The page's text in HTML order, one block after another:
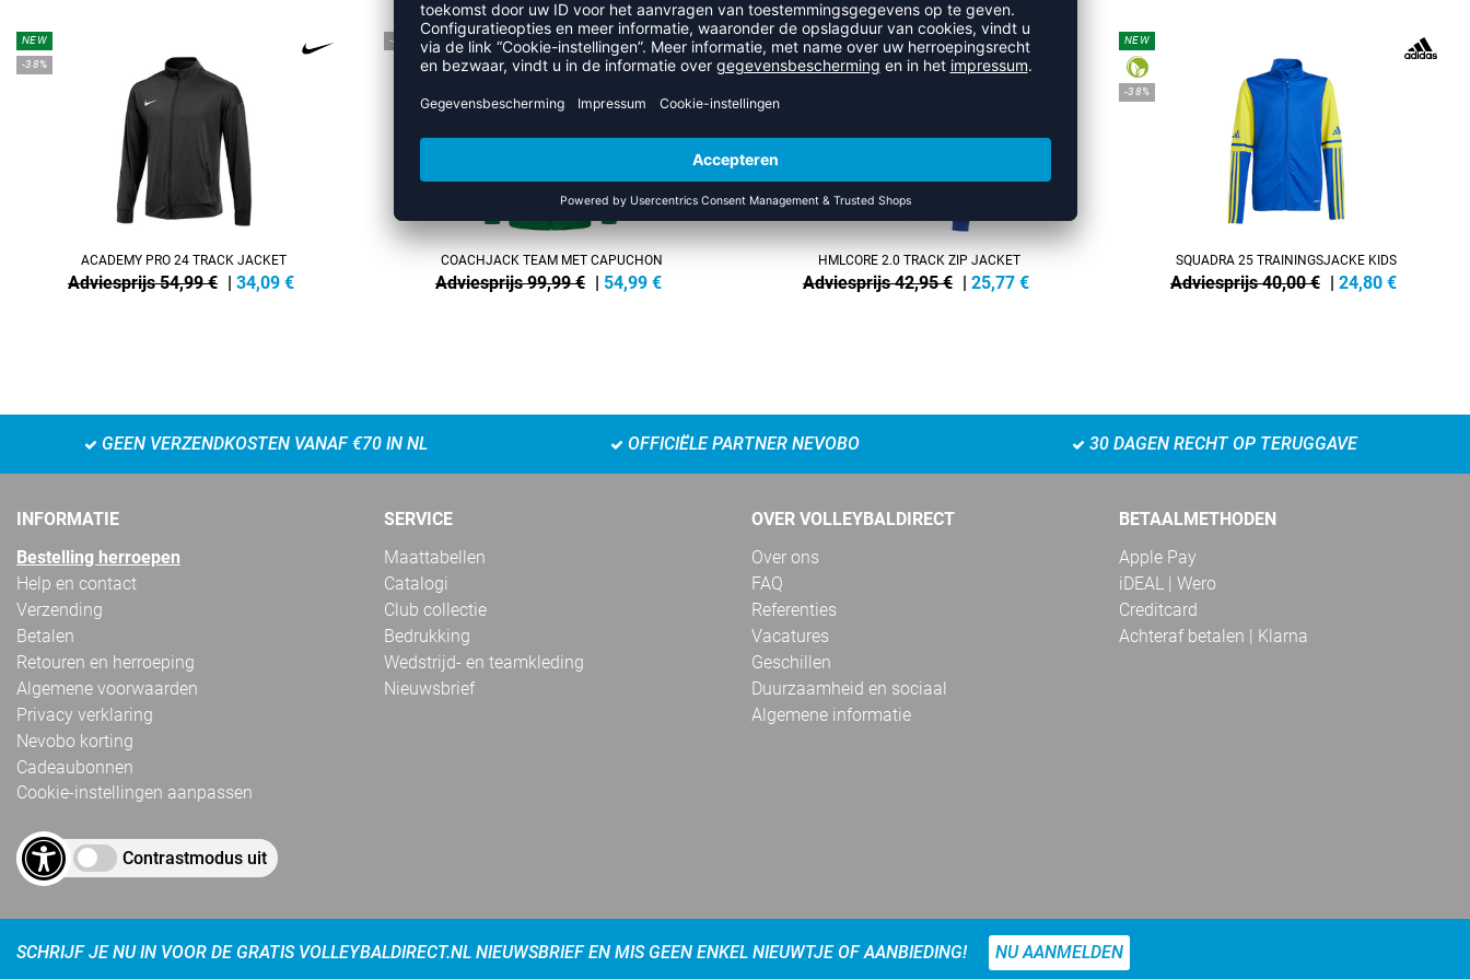
NEW
-38%
ACADEMY PRO 24 TRACK JACKET
Adviesprijs 54,99 € | 34,09 €
-45%
COACHJACK TEAM MET CAPUCHON
Adviesprijs 99,99 € | 54,99 €
HMLCORE 2.0 TRACK ZIP JACKET
Adviesprijs 42,95 € | 25,77 €
NEW
-38%
SQUADRA 25 TRAININGSJACKE KIDS
Adviesprijs 40,00 € | 24,80 €
GEEN VERZENDKOSTEN VANAF €70 IN NL OFFICIËLE PARTNER NEVOBO 30 DAGEN RECHT OP TERUGGAVE
INFORMATIE
Bestelling herroepen
Help en contact
Verzending
Betalen
Retouren en herroeping
Algemene voorwaarden
Privacy verklaring
Nevobo korting
Cadeaubonnen
Cookie-instellingen aanpassen
Contrastmodus uit
SERVICE
Maattabellen
Catalogi
Club collectie
Bedrukking
Wedstrijd- en teamkleding
Nieuwsbrief
OVER VOLLEYBALDIRECT
Over ons
FAQ
Referenties
Vacatures
Geschillen
Duurzaamheid en sociaal
Algemene informatie
BETAALMETHODEN
Apple Pay
iDEAL | Wero
Creditcard
Achteraf betalen | Klarna
SCHRIJF JE NU IN VOOR DE GRATIS VOLLEYBALDIRECT.NL NIEUWSBRIEF EN MIS GEEN ENKEL NIEUWTJE OF AANBIEDING! NU AANMELDEN